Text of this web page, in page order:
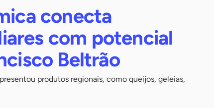
conecta
com potencial
Beltrão
produtos regionais, como queijos, geleias,